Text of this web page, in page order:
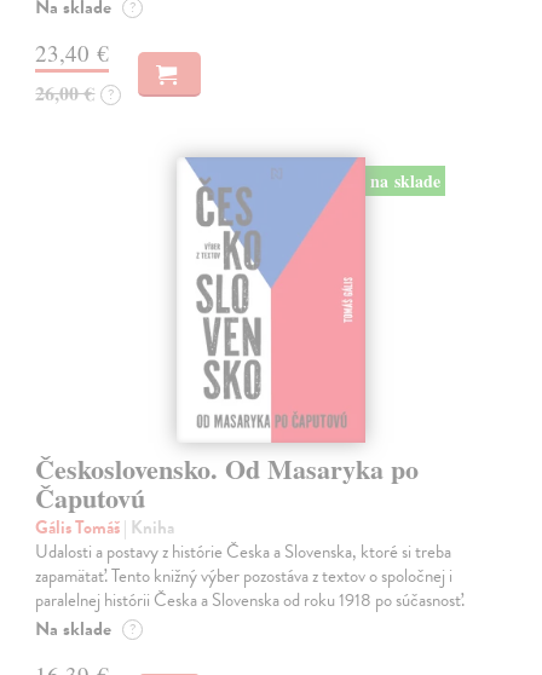
Na sklade ?
23,40 €
26,00 € ?
na sklade
Československo. Od Masaryka po
Čaputovú
Gális Tomáš| Kniha
Udalosti a postavy z histórie Česka a Slovenska, ktoré si treba
zapamätať. Tento knižný výber pozostáva z textov o spoločnej i
paralelnej histórii Česka a Slovenska od roku 1918 po súčasnosť.
Na sklade ?